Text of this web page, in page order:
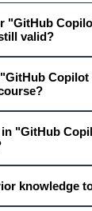
"GitHub
valid?
Copilot
"GitHub
knowledge